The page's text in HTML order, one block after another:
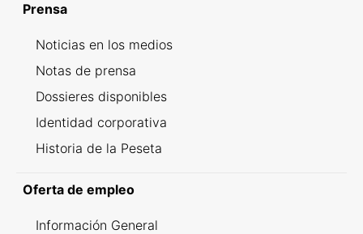
Prensa
Noticias en los medios
Notas de prensa
Dossieres disponibles
Identidad corporativa
Historia de la Peseta
Oferta de empleo
Información General